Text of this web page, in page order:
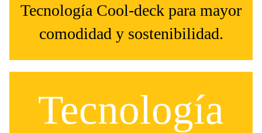
Tecnología Cool-deck para mayor
comodidad y sostenibilidad.
Tecnología